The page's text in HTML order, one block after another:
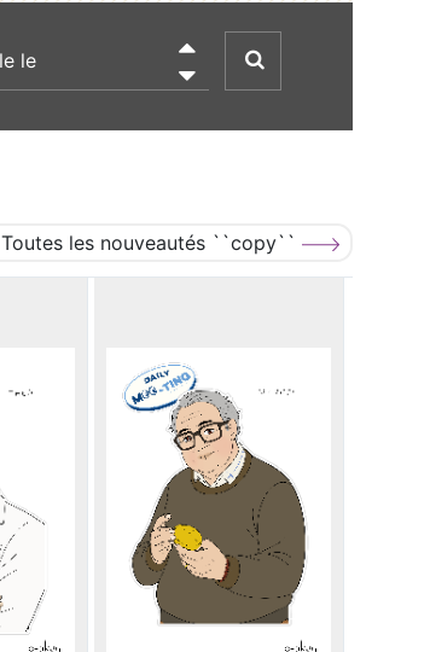

Toutes les nouveautés ``copy``